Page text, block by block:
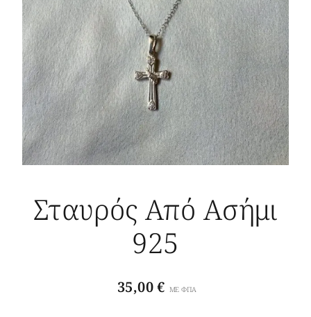
Σταυρός Από Ασήμι
925
35,00€ ΜΕ ΦΠΑ